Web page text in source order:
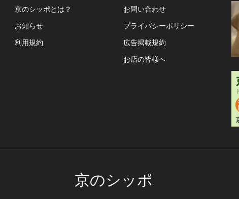
京のシッポとは？
お知らせ
利用規約
お問い合わせ
プライバシーポリシー
広告掲載規約
お店の皆様へ
京のシッポ